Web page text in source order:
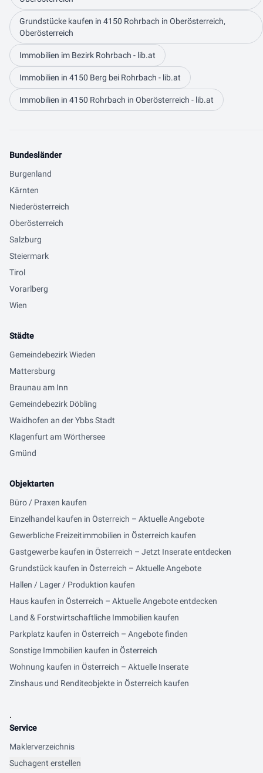
Grundstücke kaufen in 4150 Rohrbach in Oberösterreich,
Oberösterreich
Immobilien im Bezirk Rohrbach - lib.at
Immobilien in 4150 Berg bei Rohrbach - lib.at
Immobilien in 4150 Rohrbach in Oberösterreich - lib.at
Bundesländer
Burgenland
Kärnten
Niederösterreich
Oberösterreich
Salzburg
Steiermark
Tirol
Vorarlberg
Wien
Städte
Gemeindebezirk Wieden
Mattersburg
Braunau am Inn
Gemeindebezirk Döbling
Waidhofen an der Ybbs Stadt
Klagenfurt am Wörthersee
Gmünd
Objektarten
Büro / Praxen kaufen
Einzelhandel kaufen in Österreich – Aktuelle Angebote
Gewerbliche Freizeitimmobilien in Österreich kaufen
Gastgewerbe kaufen in Österreich – Jetzt Inserate entdecken
Grundstück kaufen in Österreich – Aktuelle Angebote
Hallen / Lager / Produktion kaufen
Haus kaufen in Österreich – Aktuelle Angebote entdecken
Land & Forstwirtschaftliche Immobilien kaufen
Parkplatz kaufen in Österreich – Angebote finden
Sonstige Immobilien kaufen in Österreich
Wohnung kaufen in Österreich – Aktuelle Inserate
Zinshaus und Renditeobjekte in Österreich kaufen
.
Service
Maklerverzeichnis
Suchagent erstellen